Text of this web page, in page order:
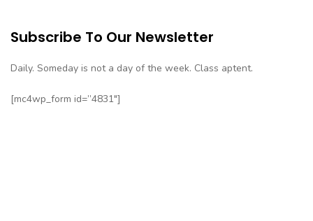
Subscribe To Our Newsletter
Daily. Someday is not a day of the week. Class aptent.
[mc4wp_form id=”4831″]